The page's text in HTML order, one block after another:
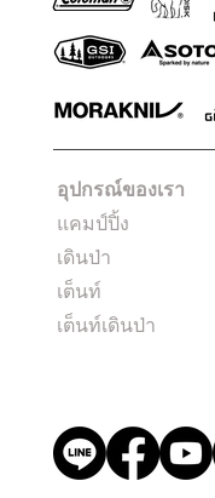
อุปกรณ์ของเรา
แคมป์ปิ้ง
เดินป่า
เต็นท์
เต็นท์เดินป่า